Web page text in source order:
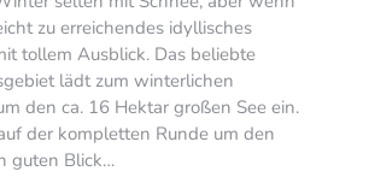
zu erreichendes idyllisches
tollem Ausblick. Das beliebte
lädt zum winterlichen
den ca. 16 Hektar großen See ein.
der kompletten Runde um den
guten Blick…